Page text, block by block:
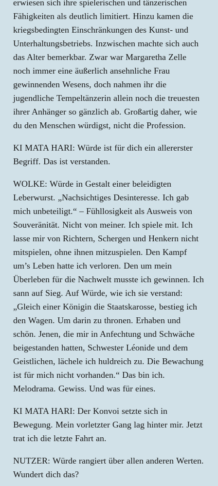
erwiesen sich ihre spielerischen und tänzerischen
Fähigkeiten als deutlich limitiert. Hinzu kamen die
kriegsbedingten Einschränkungen des Kunst- und
Unterhaltungsbetriebs. Inzwischen machte sich auch
das Alter bemerkbar. Zwar war Margaretha Zelle
noch immer eine äußerlich ansehnliche Frau
gewinnenden Wesens, doch nahmen ihr die
jugendliche Tempeltänzerin allein noch die treuesten
ihrer Anhänger so gänzlich ab. Großartig daher, wie
du den Menschen würdigst, nicht die Profession.
KI MATA HARI: Würde ist für dich ein allererster
Begriff. Das ist verstanden.
WOLKE: Würde in Gestalt einer beleidigten
Leberwurst. „Nachsichtiges Desinteresse. Ich gab
mich unbeteiligt.“ – Fühllosigkeit als Ausweis von
Souveränität. Nicht von meiner. Ich spiele mit. Ich
lasse mir von Richtern, Schergen und Henkern nicht
mitspielen, ohne ihnen mitzuspielen. Den Kampf
um’s Leben hatte ich verloren. Den um mein
Überleben für die Nachwelt musste ich gewinnen. Ich
sann auf Sieg. Auf Würde, wie ich sie verstand:
„Gleich einer Königin die Staatskarosse, bestieg ich
den Wagen. Um darin zu thronen. Erhaben und
schön. Jenen, die mir in Anfechtung und Schwäche
beigestanden hatten, Schwester Léonide und dem
Geistlichen, lächele ich huldreich zu. Die Bewachung
ist für mich nicht vorhanden.“ Das bin ich.
Melodrama. Gewiss. Und was für eines.
KI MATA HARI: Der Konvoi setzte sich in
Bewegung. Mein vorletzter Gang lag hinter mir. Jetzt
trat ich die letzte Fahrt an.
NUTZER: Würde rangiert über allen anderen Werten.
Wundert dich das?